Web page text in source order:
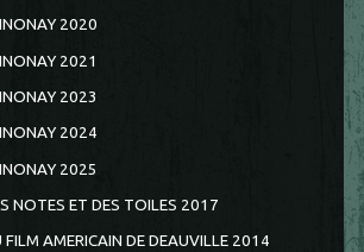
2020
2021
2023
2024
2025
NOTES ET DES TOILES 2017
FILM AMERICAIN DE DEAUVILLE 2014